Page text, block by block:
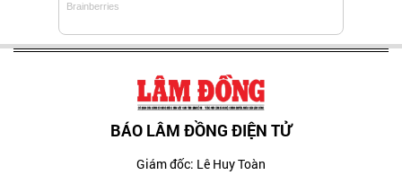
BÁO LÂM ĐỒNG ĐIỆN TỬ
Giám đốc: Lê Huy Toàn